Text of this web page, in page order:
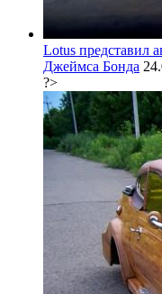
Lotus представил
Джеймса Бонда
?>